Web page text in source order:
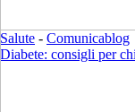
Salute - Comunicablog
Diabete: consigli per